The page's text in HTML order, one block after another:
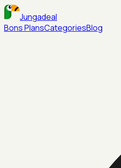
Jungadeal
Bons PlansCategoriesBlog